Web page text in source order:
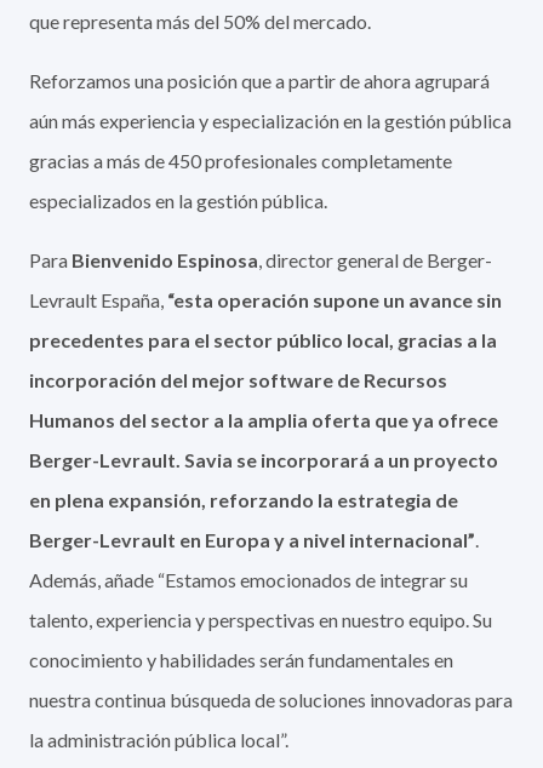
que representa más del 50% del mercado.
Reforzamos una posición que a partir de ahora agrupará
aún más experiencia y especialización en la gestión pública
gracias a más de 450 profesionales completamente
especializados en la gestión pública.
Para Bienvenido Espinosa,director general de Berger-
Levrault España, “esta operación supone un avance sin
precedentes para el sector público local, gracias a la
incorporación del mejor software de Recursos
Humanos del sector a la amplia oferta que ya ofrece
Berger-Levrault. Savia se incorporará a un proyecto
en plena expansión, reforzando la estrategia de
Berger-Levrault en Europa y a nivel internacional”.
Además, añade “Estamos emocionados de integrar su
talento, experiencia y perspectivas en nuestro equipo. Su
conocimiento y habilidades serán fundamentales en
nuestra continua búsqueda de soluciones innovadoras para
la administración pública local”.